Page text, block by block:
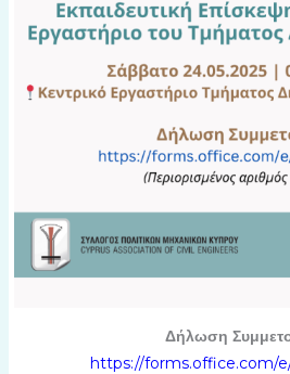
Δήλωση
https://forms.office.com/